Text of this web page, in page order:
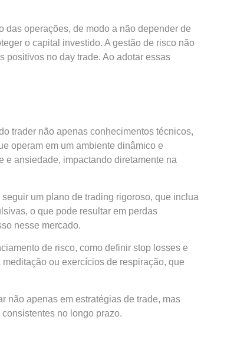
operações, de modo a não depender de
o capital investido. A gestão de risco não
positivos no day trade. Ao adotar essas
trader não apenas conhecimentos técnicos,
operam em um ambiente dinâmico e
e ansiedade, impactando diretamente na
um plano de trading rigoroso, que inclua
o que pode resultar em perdas
nesse mercado.
de risco, como definir stop losses e
ou exercícios de respiração, que
não apenas em estratégias de trade, mas
no longo prazo.